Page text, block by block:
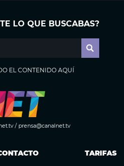
LO QUE BUSCABAS?
EL CONTENIDO AQUÍ
/ prensa@canalnet.tv
TARIFAS